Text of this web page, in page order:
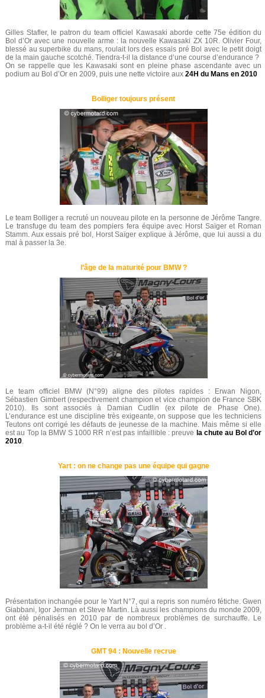
Gilles Stafler, le patron du team officiel Kawasaki aborde cette 75e édition du
Bol d’Or avec une nouvelle arme : la nouvelle Kawasaki ZX 10R. Olivier Four,
blessé au superbike du mans, roulait lors des essais pré Bol avec le petit doigt
de la main gauche scotché. Tiendra-t-il la distance d’une course d’endurance ?
On se rappelle que les Kawasaki sont en pleine phase ascendante avec un
podium au Bol d’Or en 2009, puis une nette victoire aux 24H du Mans en 2010
Bolliger toujours présent
Le team Bolliger a recruté un nouveau pilote en la personne de Jérôme Tangre.
Le transfuge du team des pompiers fera équipe avec Horst Saïger et Roman
Stamm. Aux essais pré bol, Horst Saïger explique à Jérôme, que lui aussi a du
mal à passer la 3e.
l’âge de la maturité pour BMW ?
Le team officiel BMW (N°99) aligne des pilotes rapides : Erwan Nigon,
Sébastien Gimbert (respectivement champion et vice champion de France SBK
2010). Ils sont associés à Damian Cudlin (ex pilote de Phase One).
L’endurance est une discipline très exigeante, on suppose que les techniciens
Teutons ont corrigé les défauts de jeunesse de la machine. Mais même si elle
est au Top la BMW S 1000 RR n’est pas infaillible : preuve la chute au Bol d’or
2010.
Yart : on ne change pas une équipe qui gagne
Présentation inchangée pour le Yart N°7, qui a repris son numéro fétiche. Gwen
Giabbani, Igor Jerman et Steve Martin. Là aussi les champions du monde 2009,
ont été pénalisés en 2010 par de nombreux problèmes de surchauffe. Le
problème a-t-il été réglé ? On le verra au bol d’Or .
GMT 94 : Nouvelle recrue